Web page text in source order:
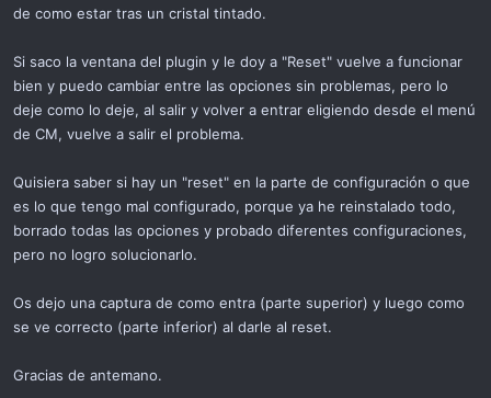
de como estar tras un cristal tintado.
Si saco la ventana del plugin y le doy a "Reset" vuelve a funcionar
bien y puedo cambiar entre las opciones sin problemas, pero lo
deje como lo deje, al salir y volver a entrar eligiendo desde el menú
de CM, vuelve a salir el problema.
Quisiera saber si hay un "reset" en la parte de configuración o que
es lo que tengo mal configurado, porque ya he reinstalado todo,
borrado todas las opciones y probado diferentes configuraciones,
pero no logro solucionarlo.
Os dejo una captura de como entra (parte superior) y luego como
se ve correcto (parte inferior) al darle al reset.
Gracias de antemano.